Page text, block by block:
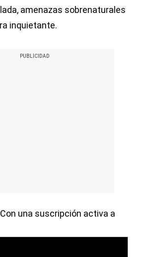
amenazas sobrenaturales
inquietante.
Con una suscripción activa a